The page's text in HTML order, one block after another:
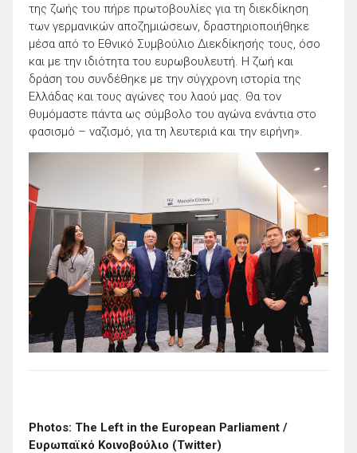
της ζωής του πήρε πρωτοβουλίες για τη διεκδίκηση
των γερμανικών αποζημιώσεων, δραστηριοποιήθηκε
μέσα από το Εθνικό Συμβούλιο Διεκδίκησής τους, όσο
και με την ιδιότητα του ευρωβουλευτή. Η ζωή και
δράση του συνδέθηκε με την σύγχρονη ιστορία της
Ελλάδας και τους αγώνες του λαού μας. Θα τον
θυμόμαστε πάντα ως σύμβολο του αγώνα ενάντια στο
φασισμό – ναζισμό, για τη λευτεριά και την ειρήνη».
Photos: The Left in the European Parliament /
Ευρωπαϊκό Κοινοβούλιο (Twitter)